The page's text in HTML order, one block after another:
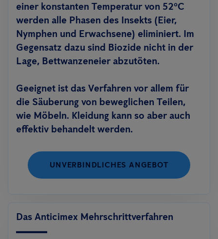
einer konstanten Temperatur von 52ºC
werden alle Phasen des Insekts (Eier,
Nymphen und Erwachsene) eliminiert. Im
Gegensatz dazu sind Biozide nicht in der
Lage, Bettwanzeneier abzutöten.
Geeignet ist das Verfahren vor allem für
die Säuberung von beweglichen Teilen,
wie Möbeln. Kleidung kann so aber auch
effektiv behandelt werden.
UNVERBINDLICHES ANGEBOT
Das Anticimex Mehrschrittverfahren